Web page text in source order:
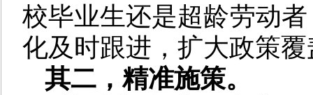
校毕业生还是超龄劳动
化及时跟进，扩大政策覆
其二，精准施策。